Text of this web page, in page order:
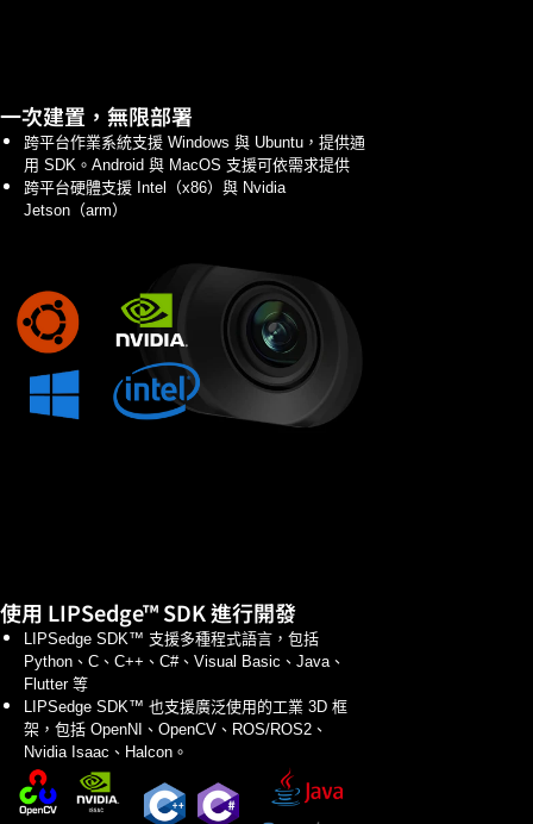
一次建置，無限部署
跨平台作業系統支援 Windows 與 Ubuntu，提供通
用 SDK。Android 與 MacOS 支援可依需求提供
跨平台硬體支援 Intel（x86）與 Nvidia
Jetson（arm）
使用 LIPSedge™ SDK 進行開發
LIPSedge SDK™ 支援多種程式語言，包括
Python、C、C++、C#、Visual Basic、Java、
Flutter 等
LIPSedge SDK™ 也支援廣泛使用的工業 3D 框
架，包括 OpenNI、OpenCV、ROS/ROS2、
Nvidia Isaac、Halcon。